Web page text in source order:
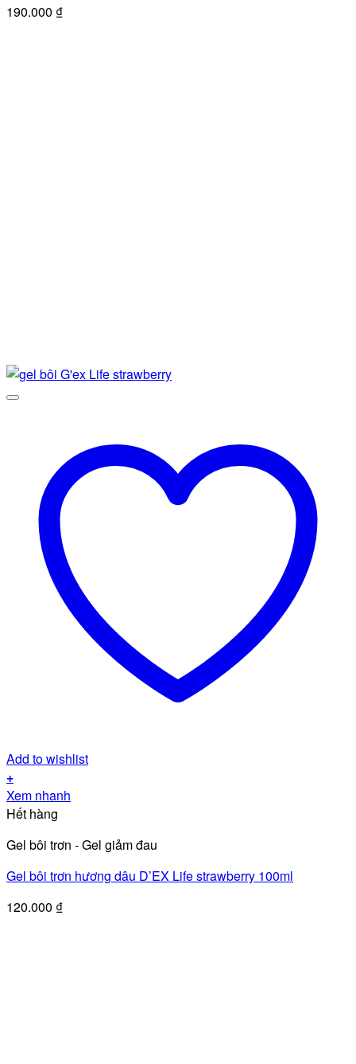
190.000 ₫
Add to wishlist
+
Xem nhanh
Hết hàng
Gel bôi trơn - Gel giảm đau
Gel bôi trơn hương dâu D’EX Life strawberry 100ml
120.000 ₫